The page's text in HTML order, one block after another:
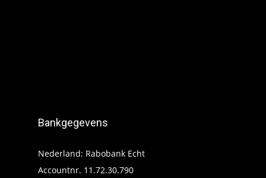
Bankgegevens
Nederland: Rabobank Echt
Accountnr. 11.72.30.790